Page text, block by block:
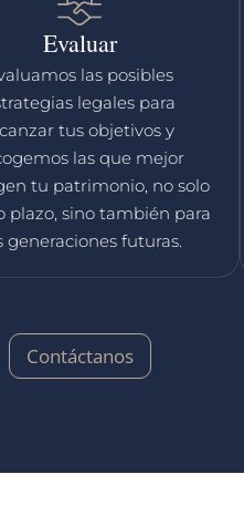
Evaluar
las posibles
legales para
tus objetivos y
las que mejor
tu patrimonio, no solo
plazo, sino también para
generaciones futuras.
Contáctanos